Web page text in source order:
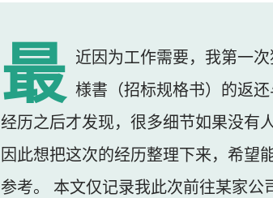
最 近因为工作需要，我第一
様書（招标规格书）的返
经历之后才发现，很多细节如果没有
因此想把这次的经历整理下来，希望
参考。 本文仅记录我此次前往某家